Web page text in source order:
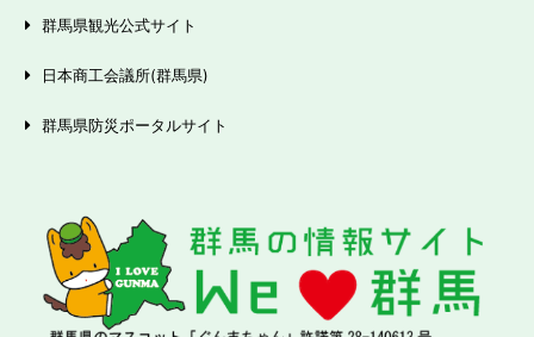
群馬県観光公式サイト
日本商工会議所(群馬県)
群馬県防災ポータルサイト